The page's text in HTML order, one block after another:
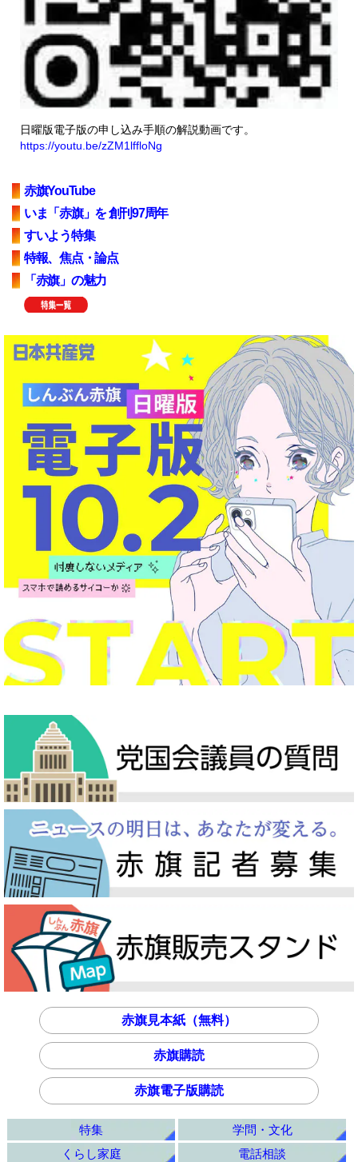
日曜版電子版の申し込み手順の解説動画です。
https://youtu.be/zZM1lffloNg
赤旗YouTube
いま「赤旗」を 創刊97周年
すいよう特集
特報、焦点・論点
「赤旗」の魅力
赤旗見本紙（無料）
赤旗購読
赤旗電子版購読
特集
学問・文化
くらし家庭
電話相談